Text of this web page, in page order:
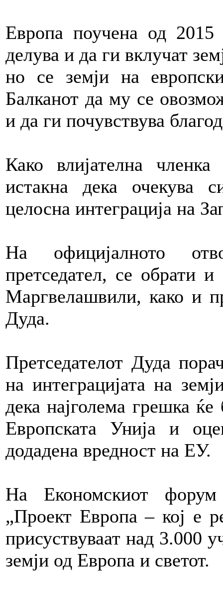
Европа поучена од
делува и да ги вклучат
но се земји на
Балканот да му се
и да ги почувствува
Како влијателна
истакна дека очекува
целосна интеграција на
На официјалното
претседател, се обрати и
Маргвелашвили, како и
Дуда.
Претседателот Дуда
на интеграцијата на
дека најголема грешка ќе
Европската Унија и
додадена вредност на ЕУ.
На Економскиот
„Проект Европа – кој е
присуствуваат над 3.000
земји од Европа и светот.